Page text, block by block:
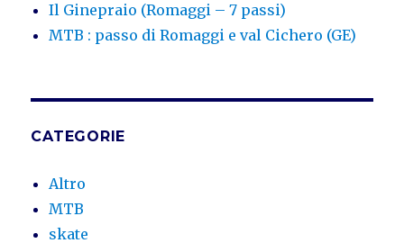
Il Ginepraio (Romaggi – 7 passi)
MTB : passo di Romaggi e val Cichero (GE)
CATEGORIE
Altro
MTB
skate